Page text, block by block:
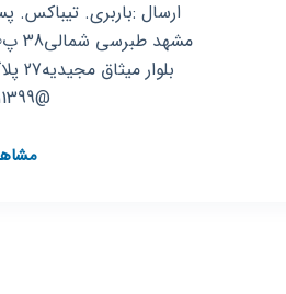
ارسال :باربری.
@ho11399.